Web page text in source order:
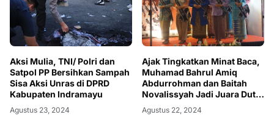
Aksi Mulia, TNI/ Polri dan
Satpol PP Bersihkan Sampah
Sisa Aksi Unras di DPRD
Kabupaten Indramayu
Agustus 23, 2024
Ajak Tingkatkan Minat Baca,
Muhamad Bahrul Amiq
Abdurrohman dan Baitah
Novalissyah Jadi Juara Duta
Baca 2024
Agustus 22, 2024